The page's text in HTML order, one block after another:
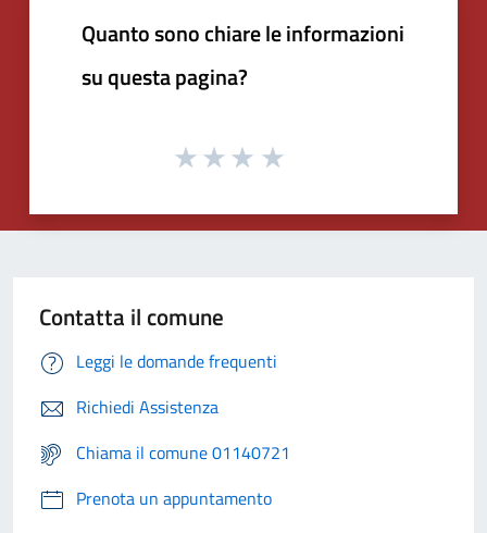
Quanto sono chiare le informazioni
su questa pagina?
Contatta il comune
Leggi le domande frequenti
Richiedi Assistenza
Chiama il comune 01140721
Prenota un appuntamento